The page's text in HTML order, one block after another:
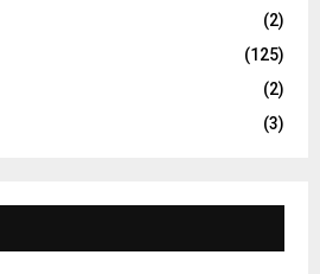
(2)
(125)
(2)
(3)